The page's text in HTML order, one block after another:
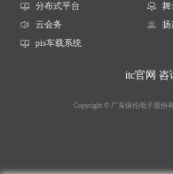
分布式平台
舞
云会务
扬
pis车载系统
itc官网 咨
Copyright © 广东保伦电子股份